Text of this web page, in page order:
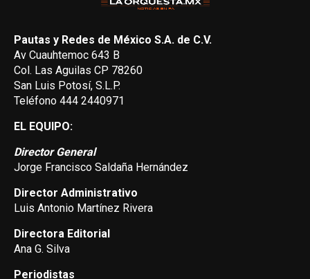
Pautas y Redes de México S.A. de C.V.
Av Cuauhtemoc 643 B
Col. Las Aguilas CP 78260
San Luis Potosí, S.L.P.
Teléfono 444 2440971
EL EQUIPO:
Director General
Jorge Francisco Saldaña Hernández
Director Administrativo
Luis Antonio Martínez Rivera
Directora Editorial
Ana G. Silva
Periodistas